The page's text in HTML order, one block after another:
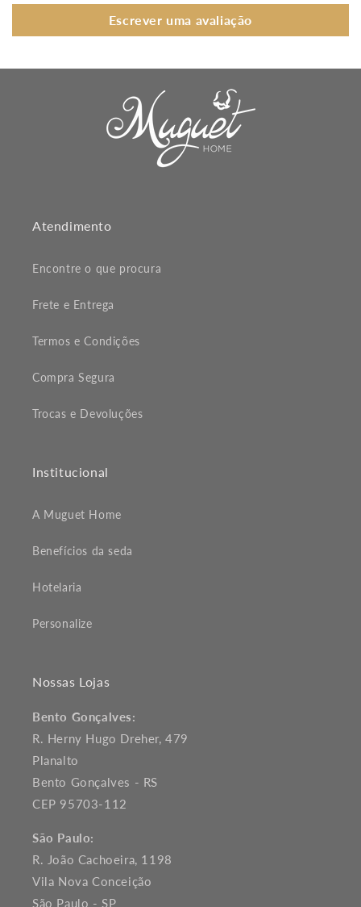
Escrever uma avaliação
Atendimento
Encontre o que procura
Frete e Entrega
Termos e Condições
Compra Segura
Trocas e Devoluções
Institucional
A Muguet Home
Benefícios da seda
Hotelaria
Personalize
Nossas Lojas
Bento Gonçalves:
R. Herny Hugo Dreher, 479
Planalto
Bento Gonçalves - RS
CEP 95703-112
São Paulo:
R. João Cachoeira, 1198
Vila Nova Conceição
São Paulo - SP